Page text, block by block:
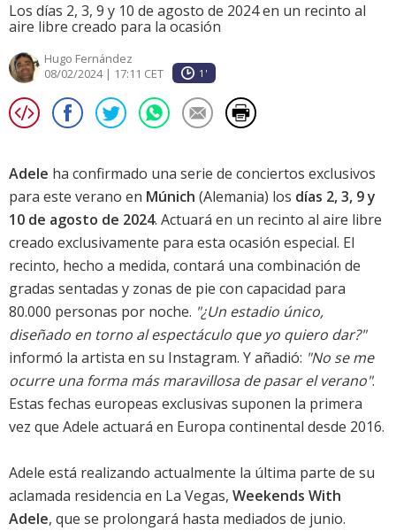
Los días 2, 3, 9 y 10 de agosto de 2024 en un recinto al
aire libre creado para la ocasión
Hugo Fernández
08/02/2024 | 17:11 CET
1'
Adele ha confirmado una serie de conciertos exclusivos
para este verano en Múnich (Alemania) los días 2, 3, 9 y
10 de agosto de 2024. Actuará en un recinto al aire libre
creado exclusivamente para esta ocasión especial. El
recinto, hecho a medida, contará una combinación de
gradas sentadas y zonas de pie con capacidad para
80.000 personas por noche. "¿Un estadio único,
diseñado en torno al espectáculo que yo quiero dar?"
informó la artista en su Instagram. Y añadió: "No se me
ocurre una forma más maravillosa de pasar el verano".
Estas fechas europeas exclusivas suponen la primera
vez que Adele actuará en Europa continental desde 2016.
Adele está realizando actualmente la última parte de su
aclamada residencia en La Vegas, Weekends With
Adele, que se prolongará hasta mediados de junio.